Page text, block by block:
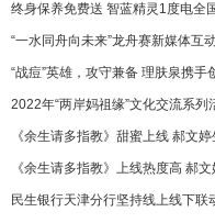
终身保养免费送 智蓝精灵1度电全
“一水同舟向未来”龙舟赛新媒体互
“战痘”英雄，攻守兼备 理肤泉携手
2022年“两岸妈祖缘”文化交流系列
《余生请多指教》甜蜜上线 郝文
《余生请多指教》上线热度高 郝
民生银行天津分行坚持线上线下联